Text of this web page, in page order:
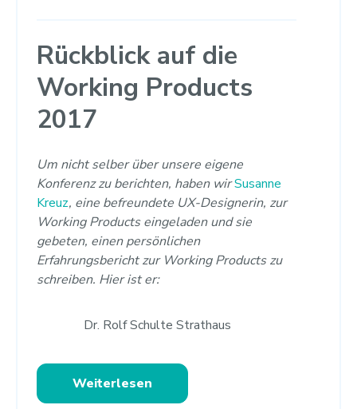
Rückblick auf die
Working Products
2017
Um nicht selber über unsere eigene
Konferenz zu berichten, haben wirSusanne
Kreuz, eine befreundete UX-Designerin, zur
Working Products eingeladen und sie
gebeten, einen persönlichen
Erfahrungsbericht zur Working Products zu
schreiben. Hier ist er:
Dr. Rolf Schulte Strathaus
Weiterlesen